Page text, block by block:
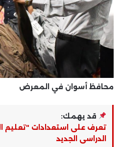
محافظ أسوان في المعرض
قد يهمك:
تعرف على استعدادات "تعليم
الدراسى الجديد